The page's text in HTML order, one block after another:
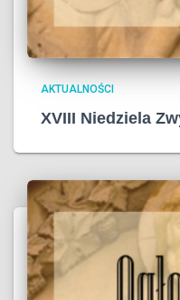
AKTUALNOŚCI
XVIII Niedziela